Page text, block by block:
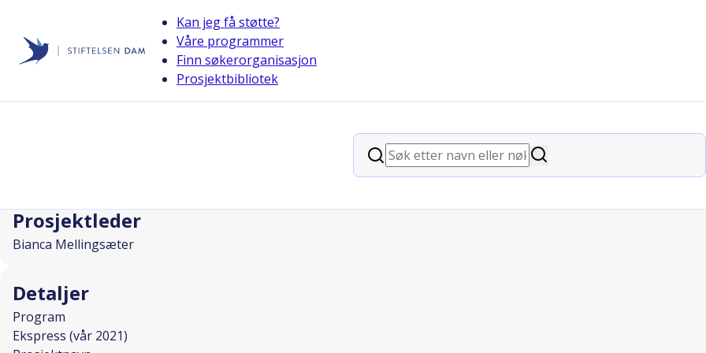
Kan jeg få støtte?
Våre programmer
Finn søkerorganisasjon
Prosjektbibliotek
Søk
Søk
Prosjektleder
Bianca Mellingsæter
Detaljer
Program
Ekspress (vår 2021)